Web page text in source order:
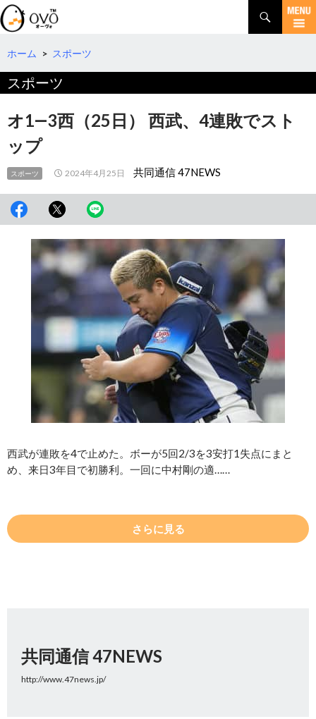
検
索
コ
テ
へ
動
ホーム > スポーツ
スポーツ
オ1―3西（25日） 西武、4連敗でスト
ップ
スポーツ 2024年4月25日 共同通信 47NEWS
西武が連敗を4で止めた。ボーが5回2/3を3安打1失点にまと
め、来日3年目で初勝利。一回に中村剛の適……
さらに見る
共同通信 47NEWS
http://www.47news.jp/